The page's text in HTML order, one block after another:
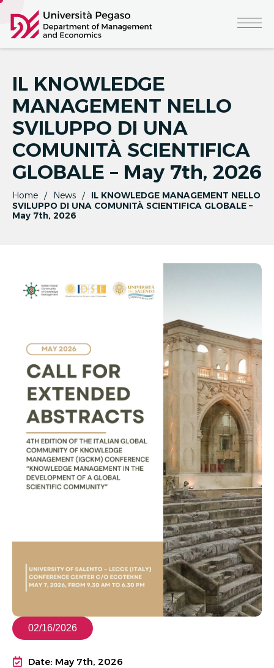
IL KNOWLEDGE
MANAGEMENT NELLO
SVILUPPO DI UNA
COMUNITÀ SCIENTIFICA
GLOBALE – May 7th, 2026
Home News
IL KNOWLEDGE MANAGEMENT NELLO
SVILUPPO DI UNA COMUNITÀ SCIENTIFICA GLOBALE –
May 7th, 2026
02/16/2026
Date: May 7th, 2026